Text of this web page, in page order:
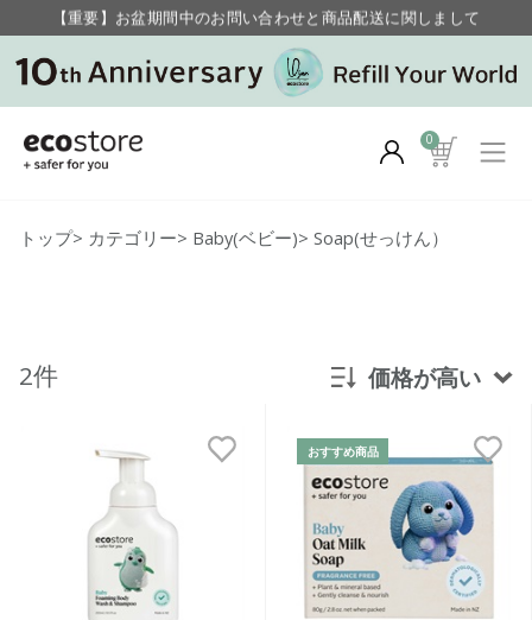
【重要】お盆期間中のお問い合わせと商品配送に関しまして
毎月お得にポイントが貯まる！ “月のポイントアップデー”
0
トップ> カテゴリー> Baby(ベビー)> Soap(せっけん）
2件 価格が高い
発売日順
価格が安い
価格が高い
レビューが多い順
おすすめ商品